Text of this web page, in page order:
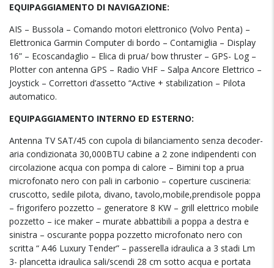
EQUIPAGGIAMENTO DI NAVIGAZIONE:
AIS – Bussola – Comando motori elettronico (Volvo Penta) –
Elettronica Garmin Computer di bordo – Contamiglia – Display
16” – Ecoscandaglio – Elica di prua/ bow thruster – GPS- Log –
Plotter con antenna GPS – Radio VHF – Salpa Ancore Elettrico –
Joystick – Correttori d’assetto “Active + stabilization – Pilota
automatico.
EQUIPAGGIAMENTO INTERNO ED ESTERNO:
Antenna TV SAT/45 con cupola di bilanciamento senza decoder-
aria condizionata 30,000BTU cabine a 2 zone indipendenti con
circolazione acqua con pompa di calore – Bimini top a prua
microfonato nero con pali in carbonio – coperture cuscineria:
cruscotto, sedile pilota, divano, tavolo,mobile,prendisole poppa
– frigorifero pozzetto – generatore 8 KW – grill elettrico mobile
pozzetto – ice maker – murate abbattibili a poppa a destra e
sinistra – oscurante poppa pozzetto microfonato nero con
scritta “ A46 Luxury Tender” – passerella idraulica a 3 stadi Lm
3- plancetta idraulica sali/scendi 28 cm sotto acqua e portata